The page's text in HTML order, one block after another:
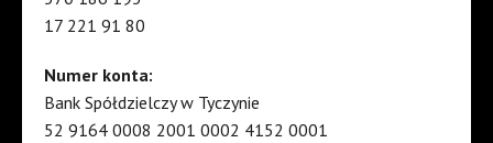
17 221 91 80
Numer konta:
Bank Spółdzielczy w Tyczynie
52 9164 0008 2001 0002 4152 0001